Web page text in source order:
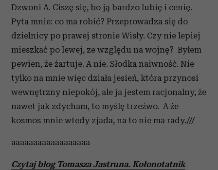
Dzwoni A. Ciszę się, bo ją bardzo lubię i cenię.
Pyta mnie: co ma robić? Przeprowadza się do
dzielnicy po prawej stronie Wisły. Czy nie lepiej
mieszkać po lewej, ze względu na wojnę? Byłem
pewien, że żartuje. A nie. Słodka naiwność. Nie
tylko na mnie więc działa jesień, która przynosi
wewnętrzny niepokój, ale ja jestem racjonalny, że
nawet jak zdycham, to myślę trzeźwo. A że
kosmos mnie wtedy zjada, na to nie ma rady.///
aaaaaaaaaaaaaaaaaa
Czytaj blog Tomasza Jastruna. Kołonotatnik